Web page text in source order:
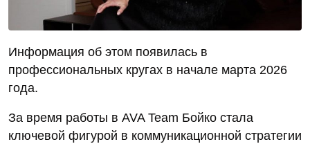
Информация об этом появилась в
профессиональных кругах в начале марта 2026
года.
За время работы в AVA Team Бойко стала
ключевой фигурой в коммуникационной стратегии